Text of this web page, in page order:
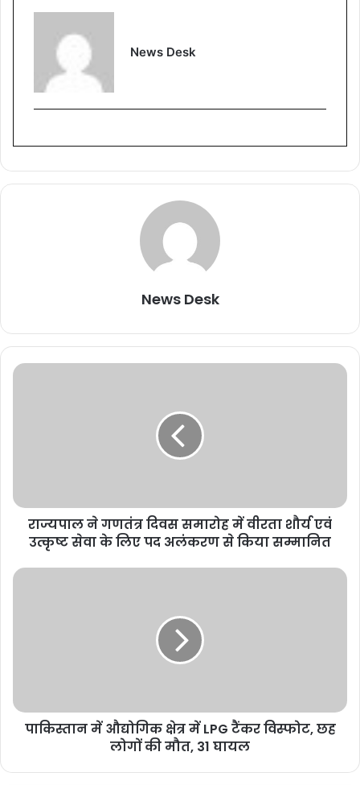
News Desk
News Desk
राज्यपाल ने गणतंत्र दिवस समारोह में वीरता शौर्य एवं
उत्कृष्ट सेवा के लिए पद अलंकरण से किया सम्मानित
पाकिस्तान में औद्योगिक क्षेत्र में LPG टैंकर विस्फोट, छह
लोगों की मौत, 31 घायल